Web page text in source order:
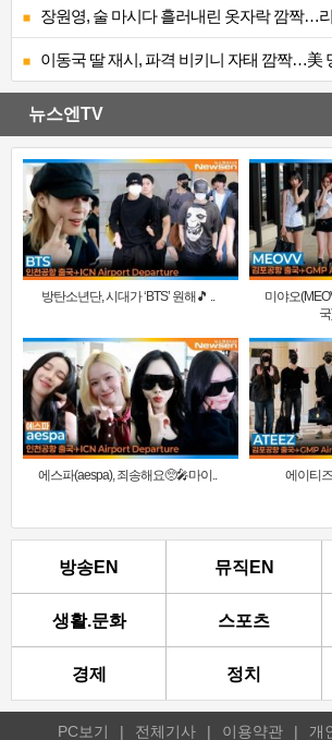
장원영, 술 마시다 흘러내린 옷자락 깜짝…
이동국 딸 재시, 파격 비키니 자태 깜짝…美
뉴스엔TV
방탄소년단, 시대가 ‘BTS’ 원해🎵 ..
미야오
에스파(aespa), 죄송해요🥺🎤마이.. 에이티
방송EN 뮤직EN
생활.문화 스포츠
경제 정치
PC보기 | 전체기사 | 이용약관 | 개